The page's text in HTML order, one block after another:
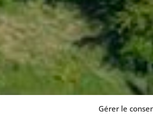
Gérer le